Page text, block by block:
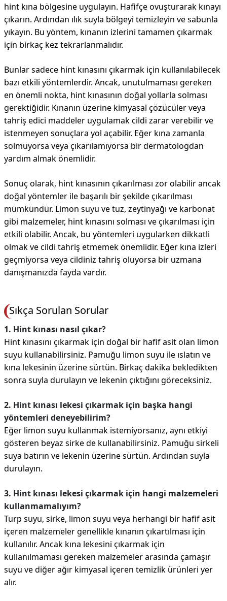
hint kına bölgesine uygulayın. Hafifçe ovuşturarak kınayı
çıkarın. Ardından ılık suyla bölgeyi temizleyin ve sabunla
yıkayın. Bu yöntem, kınanın izlerini tamamen çıkarmak
için birkaç kez tekrarlanmalıdır.
Bunlar sadece hint kınasını çıkarmak için kullanılabilecek
bazı etkili yöntemlerdir. Ancak, unutulmaması gereken
en önemli nokta, hint kınasının doğal yollarla solması
gerektiğidir. Kınanın üzerine kimyasal çözücüler veya
tahriş edici maddeler uygulamak cildi zarar verebilir ve
istenmeyen sonuçlara yol açabilir. Eğer kına zamanla
solmuyorsa veya çıkarılamıyorsa bir dermatologdan
yardım almak önemlidir.
Sonuç olarak, hint kınasının çıkarılması zor olabilir ancak
doğal yöntemler ile başarılı bir şekilde çıkarılması
mümkündür. Limon suyu ve tuz, zeytinyağı ve karbonat
gibi malzemeler, hint kınasını solması ve çıkarılması için
etkili olabilir. Ancak, bu yöntemleri uygularken dikkatli
olmak ve cildi tahriş etmemek önemlidir. Eğer kına izleri
geçmiyorsa veya cildiniz tahriş oluyorsa bir uzmana
danışmanızda fayda vardır.
Sıkça Sorulan Sorular
1. Hint kınası nasıl çıkar?
Hint kınasını çıkarmak için doğal bir hafif asit olan limon
suyu kullanabilirsiniz. Pamuğu limon suyu ile ıslatın ve
kına lekesinin üzerine sürtün. Birkaç dakika bekledikten
sonra suyla durulayın ve lekenin çıktığını göreceksiniz.
2. Hint kınası lekesi çıkarmak için başka hangi
yöntemleri deneyebilirim?
Eğer limon suyu kullanmak istemiyorsanız, aynı etkiyi
gösteren beyaz sirke de kullanabilirsiniz. Pamuğu sirkeli
suya batırın ve lekenin üzerine sürtün. Ardından suyla
durulayın.
3. Hint kınası lekesi çıkarmak için hangi malzemeleri
kullanmamalıyım?
Turp suyu, sirke, limon suyu veya herhangi bir hafif asit
içeren malzemeler genellikle kınanın çıkartılması için
kullanılır. Ancak kına lekesini çıkarmak için
kullanılmaması gereken malzemeler arasında çamaşır
suyu ve diğer ağır kimyasal içeren temizlik ürünleri yer
alır.